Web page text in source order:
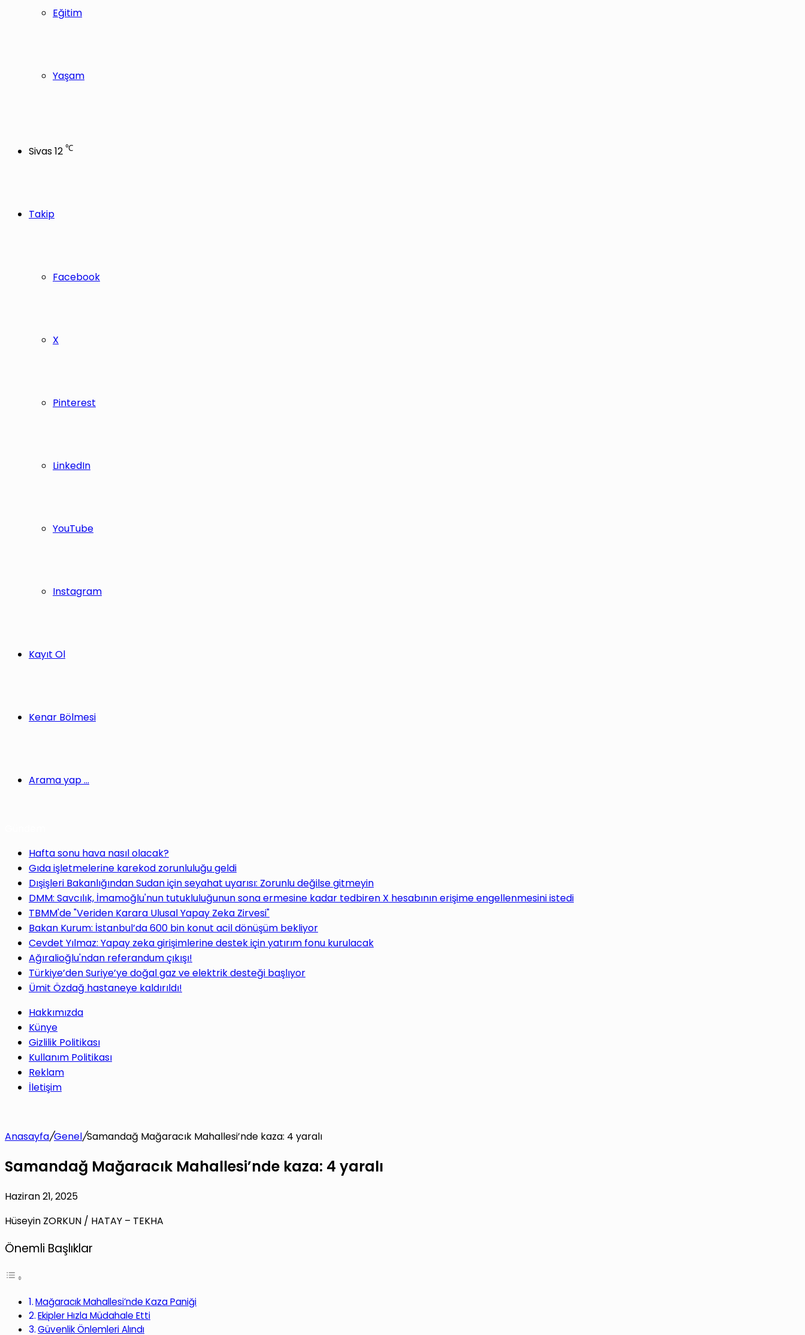
Eğitim
Yaşam
Sivas12 ℃
Takip
Facebook
X
Pinterest
LinkedIn
YouTube
Instagram
Kayıt Ol
Kenar Bölmesi
Arama yap ...
Hafta sonu hava nasıl olacak?
Gıda işletmelerine karekod zorunluluğu geldi
Dışişleri Bakanlığından Sudan için seyahat uyarısı: Zorunlu değilse gitmeyin
DMM: Savcılık, İmamoğlu'nun tutukluluğunun sona ermesine kadar tedbiren X hesabının erişime engellenmesini istedi
TBMM'de "Veriden Karara Ulusal Yapay Zeka Zirvesi"
Bakan Kurum: İstanbul’da 600 bin konut acil dönüşüm bekliyor
Cevdet Yılmaz: Yapay zeka girişimlerine destek için yatırım fonu kurulacak
Ağıralioğlu'ndan referandum çıkışı!
Türkiye’den Suriye’ye doğal gaz ve elektrik desteği başlıyor
Ümit Özdağ hastaneye kaldırıldı!
Hakkımızda
Künye
Gizlilik Politikası
Kullanım Politikası
Reklam
İletişim
Anasayfa/Genel/Samandağ Mağaracık Mahallesi’nde kaza: 4 yaralı
Samandağ Mağaracık Mahallesi’nde kaza: 4 yaralı
Haziran 21, 2025
Hüseyin ZORKUN / HATAY – TEKHA
Önemli Başlıklar
Mağaracık Mahallesi’nde Kaza Paniği
Ekipler Hızla Müdahale Etti
Güvenlik Önlemleri Alındı